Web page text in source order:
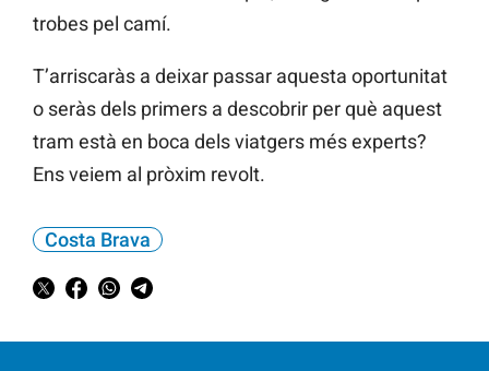
trobes pel camí.
T’arriscaràs a deixar passar aquesta oportunitat
o seràs dels primers a descobrir per què aquest
tram està en boca dels viatgers més experts?
Ens veiem al pròxim revolt.
Costa Brava